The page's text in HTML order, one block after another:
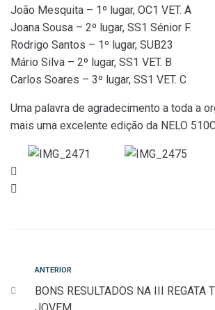
João Mesquita – 1º lugar, OC1 VET. A
Joana Sousa – 2º lugar, SS1 Sénior F.
Rodrigo Santos – 1º lugar, SUB23
Mário Silva – 2º lugar, SS1 VET. B
Carlos Soares – 3º lugar, SS1 VET. C
Uma palavra de agradecimento a toda a
mais uma excelente edição da NELO
Navegação
de
Anterior
ANTERIOR
BONS RESULTADOS NA III REGATA